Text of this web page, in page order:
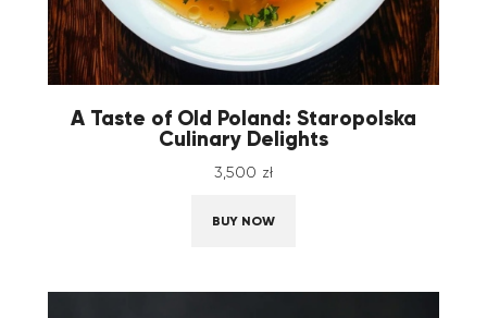
A Taste of Old Poland: Staropolska
Culinary Delights
3,500 zł
BUY NOW